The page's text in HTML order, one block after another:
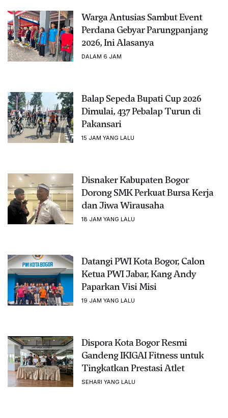
Warga Antusias Sambut Event
Perdana Gebyar Parungpanjang
2026, Ini Alasanya
DALAM 6 JAM
Balap Sepeda Bupati Cup 2026
Dimulai, 437 Pebalap Turun di
Pakansari
15 JAM YANG LALU
Disnaker Kabupaten Bogor
Dorong SMK Perkuat Bursa Kerja
dan Jiwa Wirausaha
18 JAM YANG LALU
Datangi PWI Kota Bogor, Calon
Ketua PWI Jabar, Kang Andy
Paparkan Visi Misi
19 JAM YANG LALU
Dispora Kota Bogor Resmi
Gandeng IKIGAI Fitness untuk
Tingkatkan Prestasi Atlet
SEHARI YANG LALU